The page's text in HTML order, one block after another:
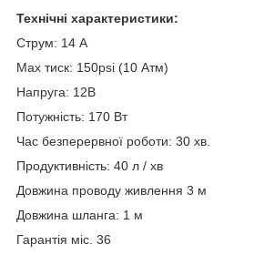
Технічні характеристики:
Струм: 14 А
Max тиск: 150psi (10 Атм)
Напруга: 12В
Потужність: 170 Вт
Час безперервної роботи: 30 хв.
Продуктивність: 40 л / хв
Довжина проводу живлення 3 м
Довжина шланга: 1 м
Гарантія міс. 36